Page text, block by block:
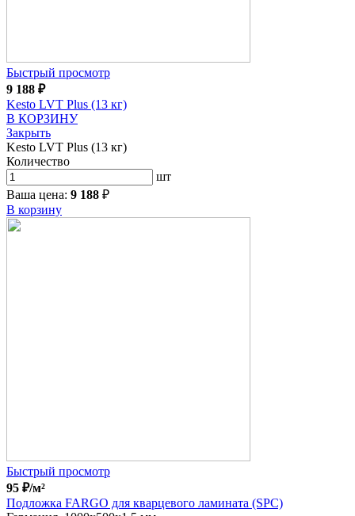
Быстрый просмотр
9 188 ₽
Kesto LVT Plus (13 кг)
В КОРЗИНУ
Закрыть
Kesto LVT Plus (13 кг)
Количество
шт
Ваша цена: 9 188 ₽
В корзину
Быстрый просмотр
95 ₽/м²
Подложка FARGO для кварцевого ламината (SPC)